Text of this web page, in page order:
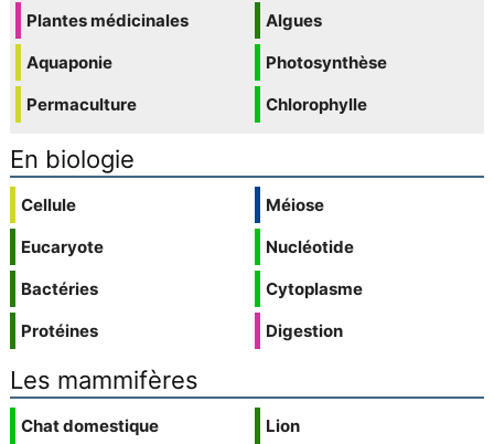
Plantes médicinales
Aquaponie
Permaculture
Algues
Photosynthèse
Chlorophylle
En biologie
Cellule
Eucaryote
Bactéries
Protéines
Méiose
Nucléotide
Cytoplasme
Digestion
Les mammifères
Chat domestique
Lion